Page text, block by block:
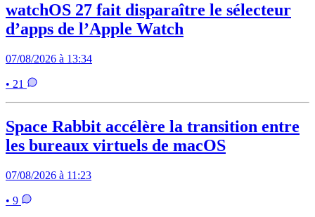
watchOS 27 fait disparaître le sélecteur
d’apps de l’Apple Watch
07/08/2026 à 13:34
• 21
Space Rabbit accélère la transition entre
les bureaux virtuels de macOS
07/08/2026 à 11:23
• 9